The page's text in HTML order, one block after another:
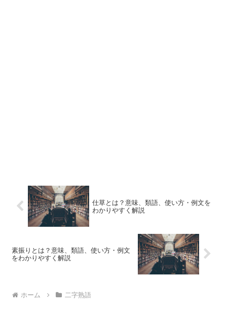
仕草とは？意味、類語、使い方・例文を
わかりやすく解説
素振りとは？意味、類語、使い方・例文
をわかりやすく解説
ホーム 二字熟語